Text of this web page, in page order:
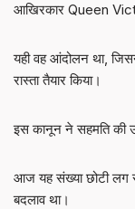
आखिरकार Queen
यही वह आंदोलन था,
रास्ता तैयार किया।
इस कानून ने सहमति की
आज यह संख्या छोटी लग
बदलाव था।